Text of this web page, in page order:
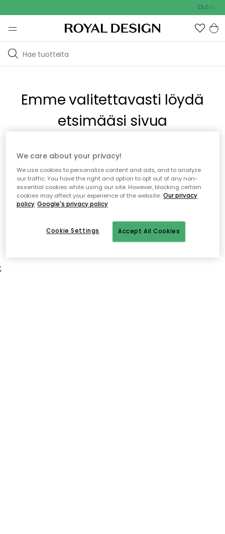
Outdoor
Emme valitettavasti löydä
etsimääsi sivua
Tämä voi johtua siitä, että sivua ei enää ole tai siitä, että se
on siirretty muualle. Pahoittelemme tästä mahdollisesti
aiheutunutta häiriötä. Voit kokeilla uudelleen yllä olevasta
valikosta tai siirtyä takaisin aloitussivustolle.
;
We care about your privacy!
We use cookies to personalize content and ads, and to analyze
our traffic. You have the right and option to opt out of any non-
essential cookies while using our site. However, blocking certain
cookies may affect your experience of the website. Our privacy
policy Google's privacy policy
Accept All Cookies
Cookie Settings